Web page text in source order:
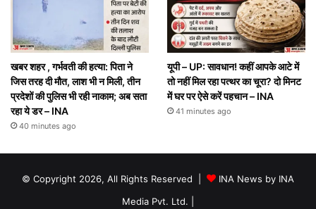
खबर शहर , गर्भवती की हत्या: पिता ने
जिस तरह दी माैत, लाश भी न मिली, तीन
प्रदेशों की पुलिस भी रही नाकाम; अब सता
रहा ये डर – INA
40 minutes ago
यूपी – UP: सावधान! कहीं आपके आटे में
तो नहीं मिल रहा पत्थर का चूरा? दो मिनट
में घर पर ऐसे करें पहचान – INA
41 minutes ago
© Copyright 2026, All Rights Reserved |
INA News by INA
Media Pvt. Ltd.